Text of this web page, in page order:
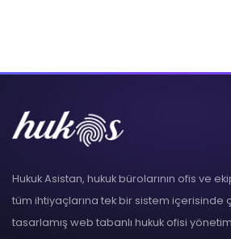
Hukuk Asistan, hukuk bürolarının ofis ve
tüm ihtiyaçlarına tek bir sistem içerisinde
tasarlamış web tabanlı hukuk ofisi